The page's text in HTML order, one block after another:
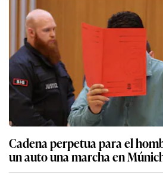
Cadena perpetua para el
un auto una marcha en